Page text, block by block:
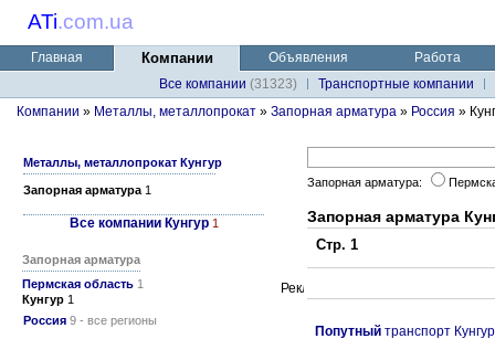
ATi.com.ua
Главная Компании Объявления
Работа
Все компании (31323)
Транспортные компании
Компании » Металлы, металлопрокат » Запорная арматура » Россия »
Металлы, металлопрокат Кунгур
Запорная арматура 1
Все компании Кунгур 1
Запорная арматура
Пермская область 1
Кунгур 1
Россия 9 - все регионы
Запорная арматура:
Запорная арматура
Стр. 1
Попутный транспорт Кунгур